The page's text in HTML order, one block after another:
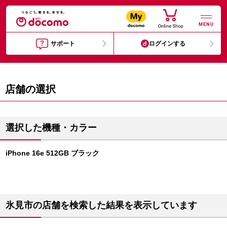
MENU
サポート ログインする
店舗の選択
選択した機種・カラー
iPhone 16e 512GB ブラック
氷見市の店舗を検索した結果を表示しています